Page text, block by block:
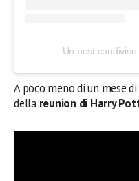
Un post
A poco meno di un mese
della reunion di Harry